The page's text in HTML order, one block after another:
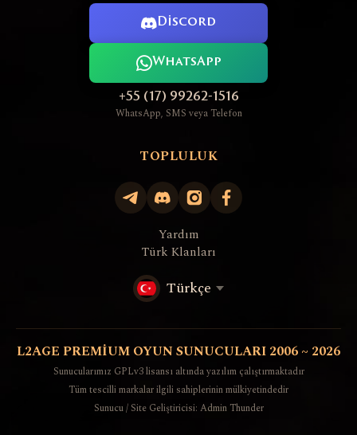
Discord
WhatsApp
+55 (17) 99262-1516
WhatsApp, SMS veya Telefon
TOPLULUK
Yardım
Türk Klanları
Türkçe
L2AGE PREMIUM OYUN SUNUCULARI 2006 ~ 2026
Sunucularımız GPLv3 lisansı altında yazılım çalıştırmaktadır
Tüm tescilli markalar ilgili sahiplerinin mülkiyetindedir
Sunucu / Site Geliştiricisi: Admin Thunder